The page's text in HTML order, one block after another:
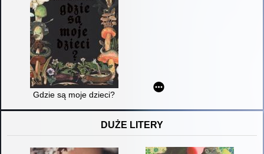
Gdzie są moje dzieci?
DUŻE LITERY